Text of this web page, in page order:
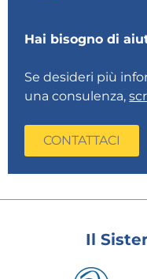
Hai bisogno di
Se desideri più
una consulenza,
CONTATTACI
Il